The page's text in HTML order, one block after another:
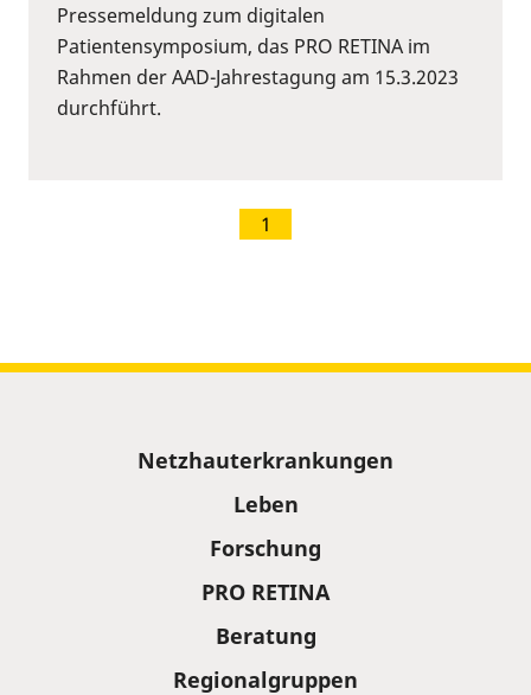
Pressemeldung zum digitalen
Patientensymposium, das PRO RETINA im
Rahmen der AAD-Jahrestagung am 15.3.2023
durchführt.
1
Netzhauterkrankungen
Leben
Forschung
PRO RETINA
Beratung
Regionalgruppen